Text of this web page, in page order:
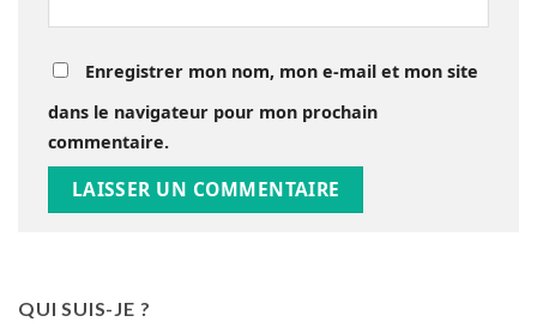
Enregistrer mon nom, mon e-mail et mon site
dans le navigateur pour mon prochain
commentaire.
QUI SUIS-JE ?